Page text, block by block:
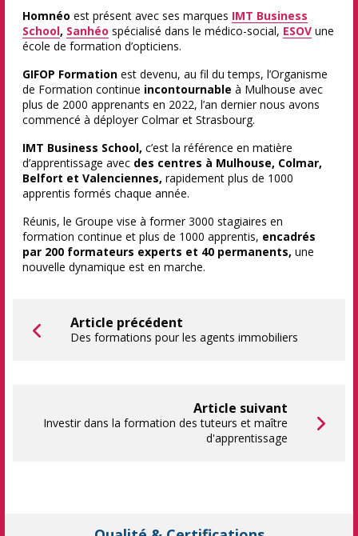
Homnéo est présent avec ses marques IMT Business
School, Sanhéo spécialisé dans le médico-social, ESOV une
école de formation d’opticiens.
GIFOP Formation est devenu, au fil du temps, l’Organisme
de Formation continue incontournable à Mulhouse avec
plus de 2000 apprenants en 2022, l’an dernier nous avons
commencé à déployer Colmar et Strasbourg.
IMT Business School, c’est la référence en matière
d’apprentissage avec des centres à Mulhouse, Colmar,
Belfort et Valenciennes, rapidement plus de 1000
apprentis formés chaque année.
Réunis, le Groupe vise à former 3000 stagiaires en
formation continue et plus de 1000 apprentis, encadrés
par 200 formateurs experts et 40 permanents, une
nouvelle dynamique est en marche.
Article précédent
Des formations pour les agents immobiliers
Article suivant
Investir dans la formation des tuteurs et maître
d'apprentissage